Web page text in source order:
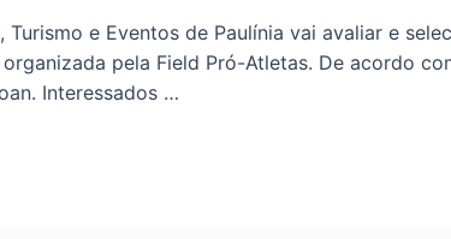
e Eventos de Paulínia vai avaliar e
pela Field Pró-Atletas. De acordo
Interessados …